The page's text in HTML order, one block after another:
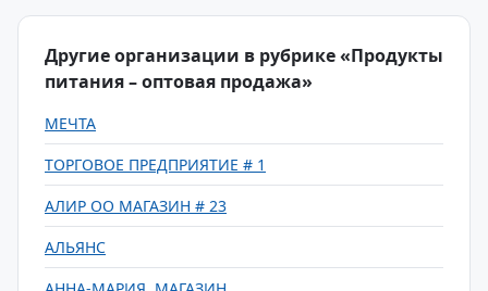
Другие организации в рубрике «Продукты
питания – оптовая продажа»
МЕЧТА
ТОРГОВОЕ ПРЕДПРИЯТИЕ # 1
АЛИР ОО МАГАЗИН # 23
АЛЬЯНС